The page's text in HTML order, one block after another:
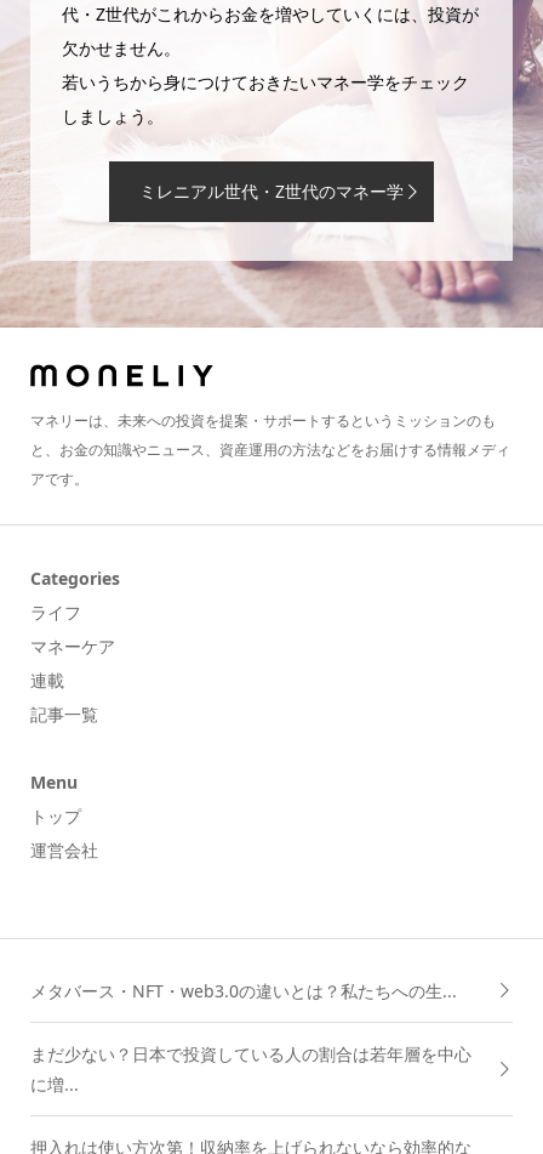
代・Z世代がこれからお金を増やしていくには、投資が
欠かせません。
若いうちから身につけておきたいマネー学をチェック
しましょう。
ミレニアル世代・Z世代のマネー学
マネリーは、未来への投資を提案・サポートするというミッションのも
と、お金の知識やニュース、資産運用の方法などをお届けする情報メディ
アです。
Categories
ライフ
マネーケア
連載
記事一覧
Menu
トップ
運営会社
メタバース・NFT・web3.0の違いとは？私たちへの生...
まだ少ない？日本で投資している人の割合は若年層を中心
に増...
押入れは使い方次第！収納率を上げられないなら効率的な